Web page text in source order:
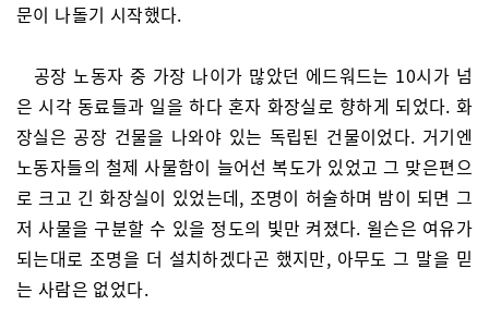
문이 나돌기 시작했다.
공장 노동자 중 가장 나이가 많았던 에드워드는 10시가 넘
은 시각 동료들과 일을 하다 혼자 화장실로 향하게 되었다. 화
장실은 공장 건물을 나와야 있는 독립된 건물이었다. 거기엔
노동자들의 철제 사물함이 늘어선 복도가 있었고 그 맞은편으
로 크고 긴 화장실이 있었는데, 조명이 허술하며 밤이 되면 그
저 사물을 구분할 수 있을 정도의 빛만 켜졌다. 윌슨은 여유가
되는대로 조명을 더 설치하겠다곤 했지만, 아무도 그 말을 믿
는 사람은 없었다.